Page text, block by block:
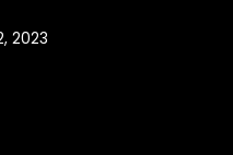
2023